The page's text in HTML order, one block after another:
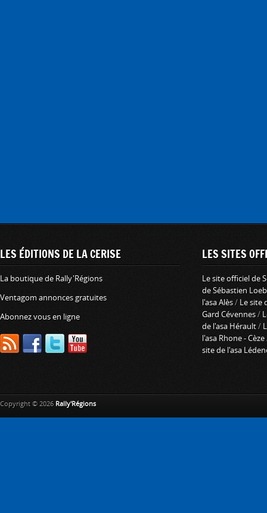
LES ÉDITIONS DE LA CERISE
La boutique de Rally'Régions
Ventagom annonces gratuites
Abonnez vous en ligne
LES SITES
Le site officiel de
de Sébastien Loeb
l'asa Alès/ Le site
Gard Cévennes/
de l'asa Hérault/
l'asa Rhone - Cèze
site de l'asa
Copyright © 2026 Rally'Régions